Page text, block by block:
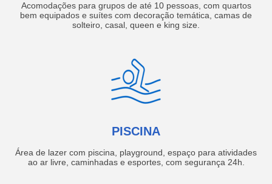
Acomodações para grupos de até 10 pessoas, com quartos
bem equipados e suítes com decoração temática, camas de
solteiro, casal, queen e king size.
PISCINA
Área de lazer com piscina, playground, espaço para atividades
ao ar livre, caminhadas e esportes, com segurança 24h.